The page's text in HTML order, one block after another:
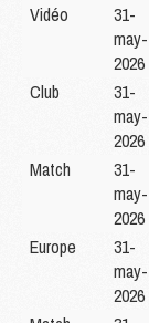
Vidéo
31-
may-
2026
Club
31-
may-
2026
Match
31-
may-
2026
Europe
31-
may-
2026